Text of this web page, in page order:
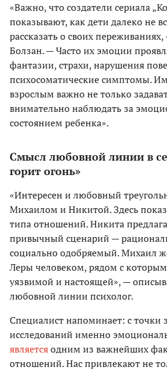
«Важно, что создатели сериала
показывают, как дети далеко не
рассказать о своих
Болзан. — Часто их эмоции
фантазии, страхи, нарушения
психосоматические симптомы.
взрослым важно не только
внимательно наблюдать за
состоянием ребенка».
Смысл любовной линии в
горит огонь»
«Интересен и любовный
Михаилом и Никитой. Здесь
типа отношений. Никита
привычный сценарий —
социально одобряемый. Михаил
Леры человеком, рядом с
уязвимой и настоящей», —
любовной линии психолог.
Специалист напоминает: с точки
исследований именно
являетсяодним из важнейших
отношений. Нас привлекают не